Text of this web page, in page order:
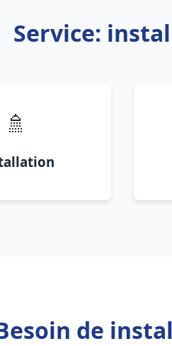
Service:
🚿
de